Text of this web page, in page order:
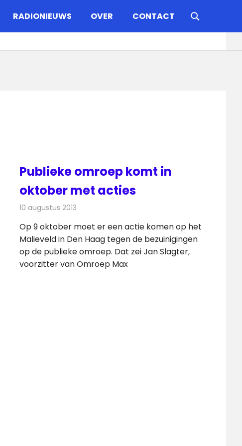
RADIONIEUWS OVER CONTACT
Publieke omroep komt in
oktober met acties
10 augustus 2013
Op 9 oktober moet er een actie komen op het
Malieveld in Den Haag tegen de bezuinigingen
op de publieke omroep. Dat zei Jan Slagter,
voorzitter van Omroep Max